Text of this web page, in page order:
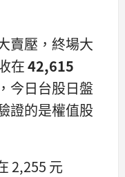
賣壓，終場大
在42,615
今日台股日盤
證的是權值股
2,255 元